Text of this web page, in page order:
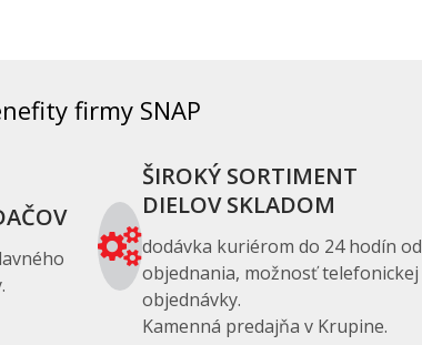
firmy SNAP
ŠIROKÝ SORTIMENT
DIELOV SKLADOM
dodávka kuriérom do 24 hodín od
objednania, možnosť telefonickej
objednávky.
Kamenná predajňa v Krupine.